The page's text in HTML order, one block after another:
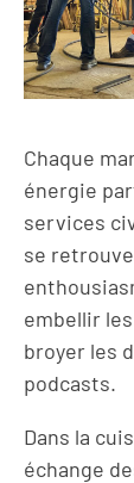
Chaque
énergie
services
se
embellir
broyer les
podcasts.
Dans la
échange